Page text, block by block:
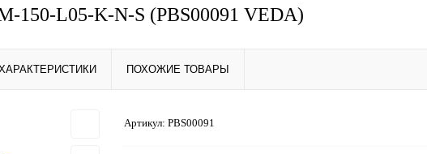
150-L05-K-N-S (PBS00091 VEDA)
ПОХОЖИЕ ТОВАРЫ
Артикул: PBS00091